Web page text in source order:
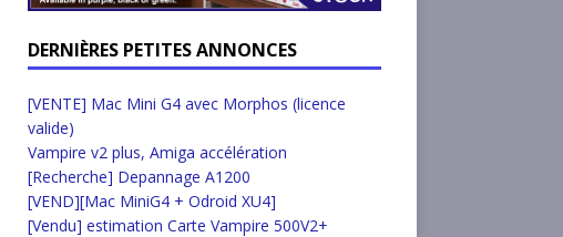
DERNIÈRES PETITES ANNONCES
[VENTE] Mac Mini G4 avec Morphos (licence
valide)
Vampire v2 plus, Amiga accélération
[Recherche] Depannage A1200
[VEND][Mac MiniG4 + Odroid XU4]
[Vendu] estimation Carte Vampire 500V2+